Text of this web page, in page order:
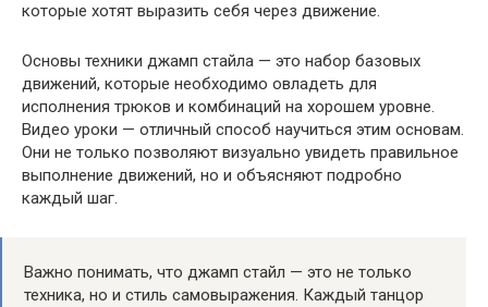
которые хотят выразить себя через движение.
Основы техники джамп стайла — это набор базовых
движений, которые необходимо овладеть для
исполнения трюков и комбинаций на хорошем уровне.
Видео уроки — отличный способ научиться этим основам.
Они не только позволяют визуально увидеть правильное
выполнение движений, но и объясняют подробно
каждый шаг.
Важно понимать, что джамп стайл — это не только
техника, но и стиль самовыражения. Каждый танцор